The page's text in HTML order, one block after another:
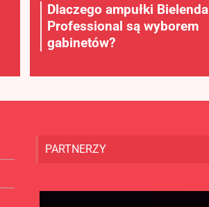
Dlaczego ampułki Bielenda
Professional są wyborem
gabinetów?
PARTNERZY